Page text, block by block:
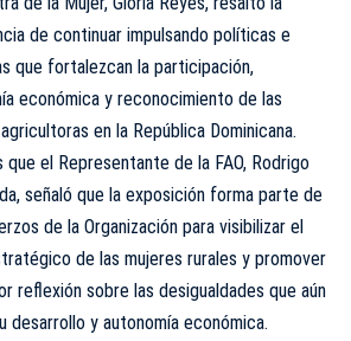
de continuar impulsando políticas e
que fortalezcan la participación,
económica y reconocimiento de las
en la República Dominicana.
que el Representante de la FAO, Rodrigo
señaló que la exposición forma parte de
de la Organización para visibilizar el
de las mujeres rurales y promover
reflexión sobre las desigualdades que aún
desarrollo y autonomía económica.